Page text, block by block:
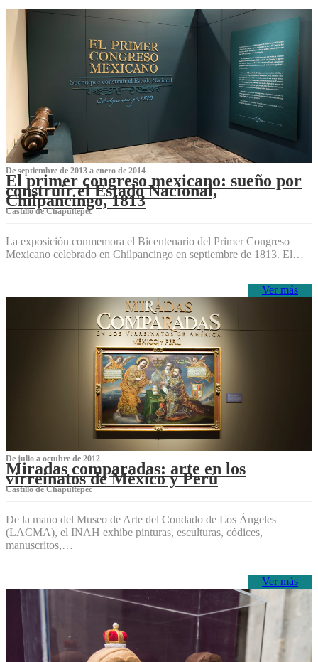
De septiembre de 2013 a enero de 2014
El primer congreso mexicano: sueño por
construir el Estado Nacional,
Chilpancingo, 1813
Castillo de Chapultepec
La exposición conmemora el Bicentenario del Primer Congreso
Mexicano celebrado en Chilpancingo en septiembre de 1813. El…
Ver más
De julio a octubre de 2012
Miradas comparadas: arte en los
virreinatos de México y Perú
Castillo de Chapultepec
De la mano del Museo de Arte del Condado de Los Ángeles
(LACMA), el INAH exhibe pinturas, esculturas, códices,
manuscritos,…
Ver más